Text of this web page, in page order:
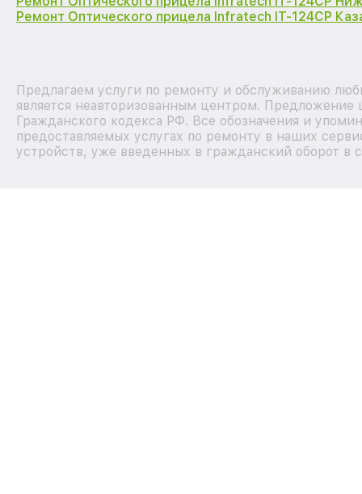
Ремонт Оптического прицела Infratech IT-124CP
Предлагаем услуги по ремонту и обслуживанию
является неавторизованным центром.
Гражданского кодекса РФ. Все обозначения и
предоставляемых услугах по ремонту в наших
устройств, уже введенных в гражданский оборот в